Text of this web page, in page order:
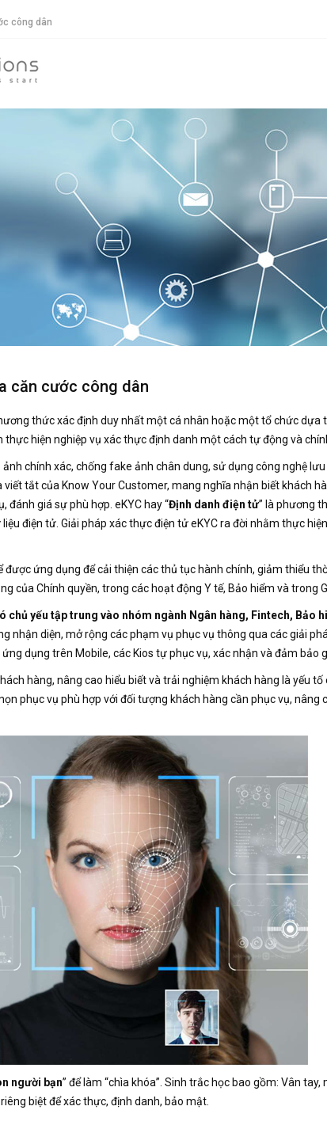
công dân
căn cước công dân
thức xác định duy nhất một cá nhân hoặc một tổ chức dựa
hiện nghiệp vụ xác thực định danh một cách tự động và
ảnh chính xác, chống fake ảnh chân dung, sử dụng công nghệ
viết tắt của Know Your Customer, mang nghĩa nhận biết khách
đánh giá sự phù hợp. eKYC hay “Định danh điện tử” là phương
điện tử. Giải pháp xác thực điện tử eKYC ra đời nhằm thực
được ứng dụng để cải thiện các thủ tục hành chính, giảm thiểu
của Chính quyền, trong các hoạt động Y tế, Bảo hiểm và trong
chủ yếu tập trung vào nhóm ngành Ngân hàng, Fintech, Bảo
nhận diện, mở rộng các phạm vụ phục vụ thông qua các giải
dụng trên Mobile, các Kios tự phục vụ, xác nhận và đảm bảo
hàng, nâng cao hiểu biết và trải nghiệm khách hàng là yếu
phục vụ phù hợp với đối tượng khách hàng cần phục vụ, nâng
người bạn” để làm “chìa khóa”. Sinh trắc học bao gồm: Vân
biệt để xác thực, định danh, bảo mật.